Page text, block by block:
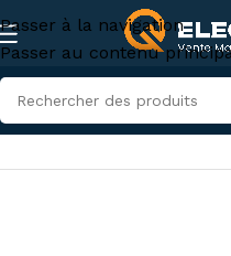
Passer à la navigation
Passer au contenu
Accueil/Électricité